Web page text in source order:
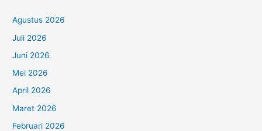
Agustus 2026
Juli 2026
Juni 2026
Mei 2026
April 2026
Maret 2026
Februari 2026